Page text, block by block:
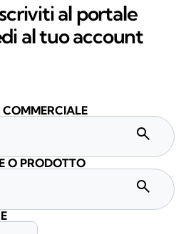
al portale
al tuo account
COMMERCIALE
search
O PRODOTTO
search